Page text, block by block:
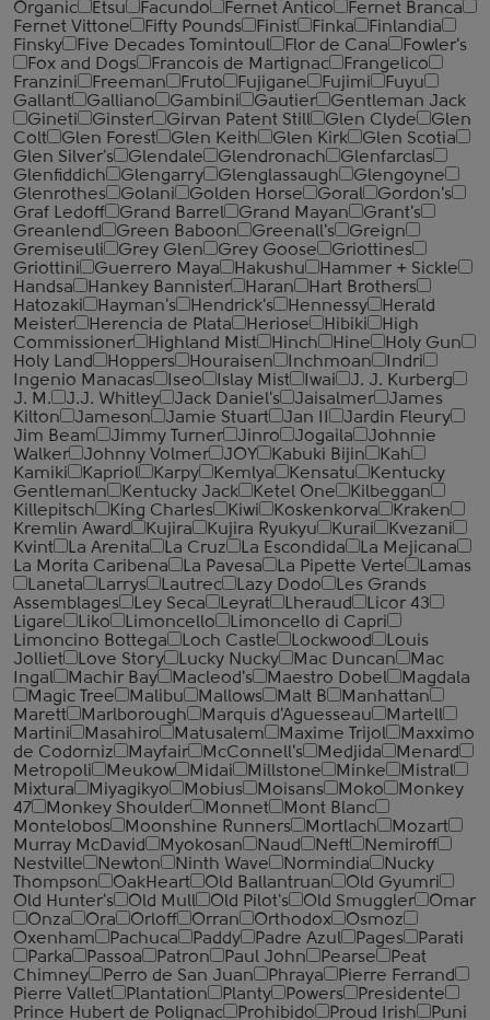
Organic
Etsu Facundo Fernet Antico
Fernet Branca
Fernet Vittone
Fifty Pounds Finist Finka
Finlandia
Finsky
Five Decades Tomintoul Flor de Cana
Fowler's
Fox and Dogs
Francois de Martignac
Frangelico
Franzini
Freeman Fruto Fujigane Fujimi
Fuyu
Gallant
Galliano Gambini Gautier
Gentleman Jack
Gineti
Ginster Girvan Patent Still Glen Clyde
Glen
Colt
Glen Forest Glen Keith Glen Kirk
Glen Scotia
Glen Silver's
Glendale Glendronach
Glenfarclas
Glenfiddich
Glengarry Glenglassaugh
Glengoyne
Glenrothes
Golani Golden Horse Goral
Gordon's
Graf Ledoff
Grand Barrel Grand Mayan
Grant's
Greanlend
Green Baboon Greenall's
Greign
Gremiseuli
Grey Glen Grey Goose
Griottines
Griottini
Guerrero Maya Hakushu
Hammer + Sickle
Handsa
Hankey Bannister Haran
Hart Brothers
Hatozaki
Hayman's Hendrick's Hennessy
Herald
Meister
Herencia de Plata Heriose Hibiki
High
Commissioner
Highland Mist Hinch Hine
Holy Gun
Holy Land
Hoppers Houraisen Inchmoan
Indri
Ingenio Manacas
Iseo Islay Mist Iwai
J. J. Kurberg
J. M.
J.J. Whitley Jack Daniel's Jaisalmer
James
Kilton
Jameson Jamie Stuart Jan II
Jardin Fleury
Jim Beam
Jimmy Turner Jinro Jogaila
Johnnie
Walker
Johnny Volmer JOY Kabuki Bijin
Kah
Kamiki
Kapriol Karpy Kemlya Kensatu
Kentucky
Gentleman
Kentucky Jack Ketel One
Kilbeggan
Killepitsch
King Charles Kiwi Koskenkorva
Kraken
Kremlin Award
Kujira Kujira Ryukyu Kurai
Kvezani
Kvint
La Arenita La Cruz La Escondida
La Mejicana
La Morita Caribena
La Pavesa La Pipette Verte
Lamas
Laneta
Larrys Lautrec Lazy Dodo
Les Grands
Assemblages
Ley Seca Leyrat Lheraud
Licor 43
Ligare
Liko Limoncello
Limoncello di Capri
Limoncino Bottega
Loch Castle Lockwood
Louis
Jolliet
Love Story Lucky Nucky Mac Duncan
Mac
Ingal
Machir Bay Macleod's Maestro Dobel
Magdala
Magic Tree
Malibu Mallows Malt B
Manhattan
Marett
Marlborough Marquis d'Aguesseau
Martell
Martini
Masahiro Matusalem Maxime Trijol
Maxximo
de Codorniz
Mayfair McConnell's Medjida
Menard
Metropoli
Meukow Midai Millstone Minke
Mistral
Mixtura
Miyagikyo Mobius Moisans Moko
Monkey
47
Monkey Shoulder Monnet
Mont Blanc
Montelobos
Moonshine Runners Mortlach
Mozart
Murray McDavid
Myokosan Naud Neft
Nemiroff
Nestville
Newton Ninth Wave Normindia
Nucky
Thompson
OakHeart Old Ballantruan
Old Gyumri
Old Hunter's
Old Mull Old Pilot's Old Smuggler
Omar
Onza
Ora Orloff Orran Orthodox
Osmoz
Oxenham
Pachuca Paddy Padre Azul Pages
Parati
Parka
Passoa Patron Paul John Pearse
Peat
Chimney
Perro de San Juan Phraya
Pierre Ferrand
Pierre Vallet
Plantation Planty Powers
Presidente
Prince Hubert de Polignac
Prohibido Proud Irish
Puni